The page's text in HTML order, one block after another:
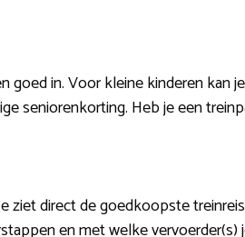
in. Voor kleine kinderen kan
seniorenkorting. Heb je een
direct de goedkoopste
en met welke vervoerder(s)